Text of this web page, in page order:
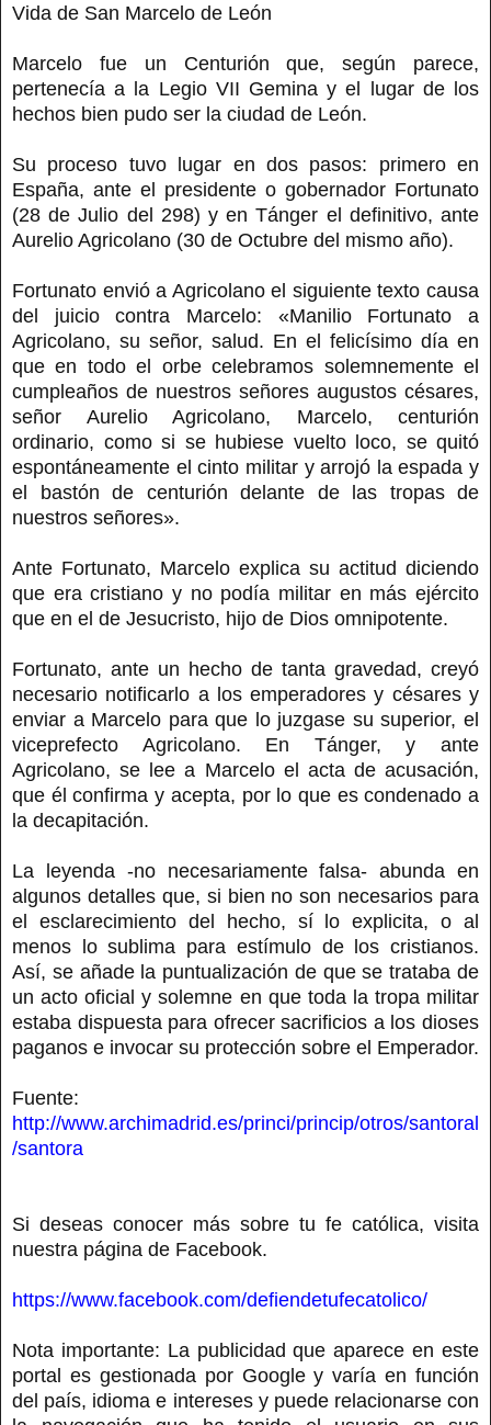
Vida de San Marcelo de León
Marcelo fue un Centurión que, según parece,
pertenecía a la Legio VII Gemina y el lugar de los
hechos bien pudo ser la ciudad de León.
Su proceso tuvo lugar en dos pasos: primero en
España, ante el presidente o gobernador Fortunato
(28 de Julio del 298) y en Tánger el definitivo, ante
Aurelio Agricolano (30 de Octubre del mismo año).
Fortunato envió a Agricolano el siguiente texto causa
del juicio contra Marcelo: «Manilio Fortunato a
Agricolano, su señor, salud. En el felicísimo día en
que en todo el orbe celebramos solemnemente el
cumpleaños de nuestros señores augustos césares,
señor Aurelio Agricolano, Marcelo, centurión
ordinario, como si se hubiese vuelto loco, se quitó
espontáneamente el cinto militar y arrojó la espada y
el bastón de centurión delante de las tropas de
nuestros señores».
Ante Fortunato, Marcelo explica su actitud diciendo
que era cristiano y no podía militar en más ejército
que en el de Jesucristo, hijo de Dios omnipotente.
Fortunato, ante un hecho de tanta gravedad, creyó
necesario notificarlo a los emperadores y césares y
enviar a Marcelo para que lo juzgase su superior, el
viceprefecto Agricolano. En Tánger, y ante
Agricolano, se lee a Marcelo el acta de acusación,
que él confirma y acepta, por lo que es condenado a
la decapitación.
La leyenda -no necesariamente falsa- abunda en
algunos detalles que, si bien no son necesarios para
el esclarecimiento del hecho, sí lo explicita, o al
menos lo sublima para estímulo de los cristianos.
Así, se añade la puntualización de que se trataba de
un acto oficial y solemne en que toda la tropa militar
estaba dispuesta para ofrecer sacrificios a los dioses
paganos e invocar su protección sobre el Emperador.
Fuente:
http://www.archimadrid.es/princi/princip/otros/santoral
/santora
Si deseas conocer más sobre tu fe católica, visita
nuestra página de Facebook.
https://www.facebook.com/defiendetufecatolico/
Nota importante: La publicidad que aparece en este
portal es gestionada por Google y varía en función
del país, idioma e intereses y puede relacionarse con